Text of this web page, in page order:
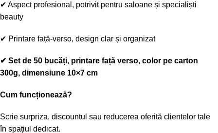
✔ Aspect profesional, potrivit pentru saloane și specialiști
beauty
✔ Printare față-verso, design clar și organizat
✔ Set de 50 bucăți, printare față verso, color pe carton
300g, dimensiune 10×7 cm
Cum funcționează?
Scrie surpriza, discountul sau reducerea oferită clientelor tale
în spațiul dedicat.